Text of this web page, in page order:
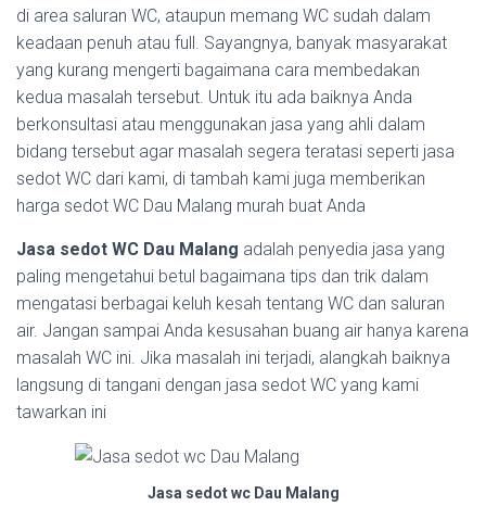
di area saluran WC, ataupun memang WC sudah dalam
keadaan penuh atau full. Sayangnya, banyak masyarakat
yang kurang mengerti bagaimana cara membedakan
kedua masalah tersebut. Untuk itu ada baiknya Anda
berkonsultasi atau menggunakan jasa yang ahli dalam
bidang tersebut agar masalah segera teratasi seperti jasa
sedot WC dari kami, di tambah kami juga memberikan
harga sedot WC Dau Malang murah buat Anda
Jasa sedot WC Dau Malang adalah penyedia jasa yang
paling mengetahui betul bagaimana tips dan trik dalam
mengatasi berbagai keluh kesah tentang WC dan saluran
air. Jangan sampai Anda kesusahan buang air hanya karena
masalah WC ini. Jika masalah ini terjadi, alangkah baiknya
langsung di tangani dengan jasa sedot WC yang kami
tawarkan ini
Jasa sedot wc Dau Malang